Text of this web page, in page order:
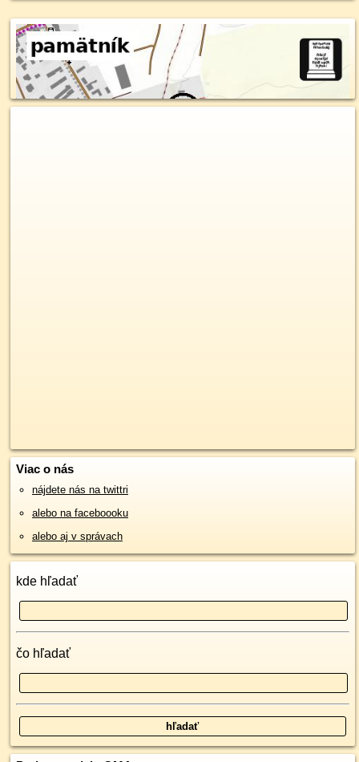
Viac o nás
nájdete nás na twittri
alebo na faceboooku
alebo aj v správach
kde hľadať
čo hľadať